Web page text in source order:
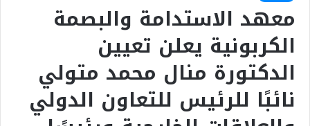
معهد الاستدامة والبصمة
الكربونية يعلن تعيين
الدكتورة منال محمد متولي
نائبًا للرئيس للتعاون الدولي